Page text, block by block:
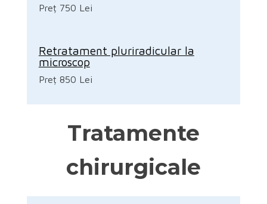
Preț 750 Lei
Retratament pluriradicular la
microscop
Preț 850 Lei
Tratamente
chirurgicale